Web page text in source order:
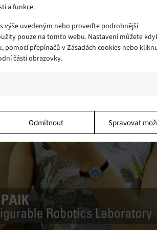
a funkce.
výše uvedeným nebo proveďte podrobnější
pouze na tomto webu. Nastavení můžete
pomocí přepínačů v Zásadách cookies nebo
části obrazovky.
v zařízení, Porozumění publiku
různých zdrojů.
v zařízení, Použití omezených údajů k výběru
reklamu, Používání profilů k výběru
profilů pro personalizovaný obsah, Používání
obsahu, Použití omezených údajů k výběru
Odmítnout Spravovat
přijmete cookies a povolíte tento
obsah